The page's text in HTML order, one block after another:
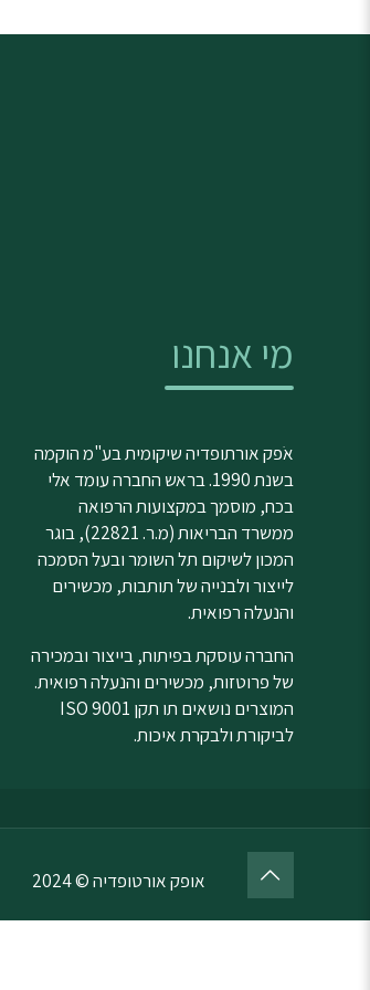
מי אנחנו
אֹפק אורתופדיה שיקומית בע"מ הוקמה
בשנת 1990. בראש החברה עומד אלי
בכח, מוסמך במקצועות הרפואה
ממשרד הבריאות (מ.ר. 22821), בוגר
המכון לשיקום תל השומר ובעל הסמכה
לייצור ולבנייה של תותבות, מכשירים
והנעלה רפואית.
החברה עוסקת בפיתוח, בייצור ובמכירה
של פרוטזות, מכשירים והנעלה רפואית.
המוצרים נושאים תו תקן ISO 9001
לביקורת ולבקרת איכות.
אופק אורטופדיה © 2024